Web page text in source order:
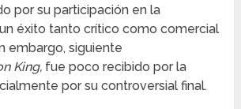
por su participación en la
un éxito tanto crítico como comercial
embargo, siguiente
King, fue poco recibido por la
por su controversial final.